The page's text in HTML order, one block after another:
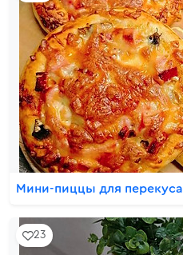
Мини-пиццы для перекуса
23